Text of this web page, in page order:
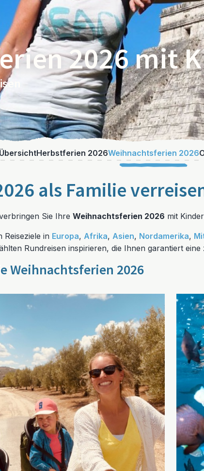
2026 mit
ÜbersichtHerbstferien 2026Weihnachtsferien 2026
als Familie
Sie Ihre Weihnachtsferien 2026 mit
Reiseziele in Europa, Afrika, Asien, Nordamerika,
Rundreisen inspirieren, die Ihnen garantiert
Weihnachtsferien 2026